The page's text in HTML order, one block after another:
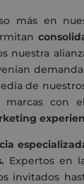
más en
nuestra
de
con
Expertos en
invitados